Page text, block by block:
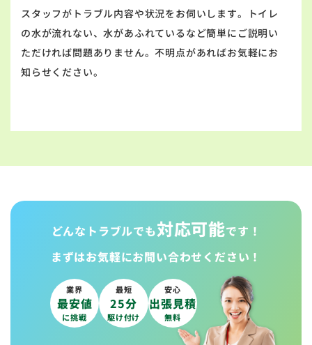
スタッフがトラブル内容や状況をお伺いします。トイレ
の水が流れない、水があふれているなど簡単にご説明い
ただければ問題ありません。不明点があればお気軽にお
知らせください。
どんなトラブルでも対応可能です！
まずはお気軽にお問い合わせください！
業界
最安値
に挑戦
最短
25分
駆け付け
安心
出張見積
無料